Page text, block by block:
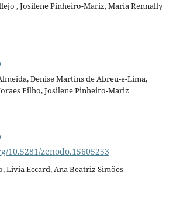
, Josilene Pinheiro-Mariz, Maria Rennally
Denise Martins de Abreu-e-Lima,
Filho, Josilene Pinheiro-Mariz
10.5281/zenodo.15605253
Livia Eccard, Ana Beatriz Simões